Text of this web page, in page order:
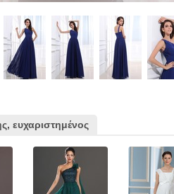
ευχαριστημένος